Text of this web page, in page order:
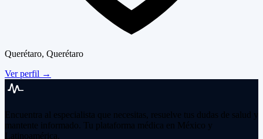
Querétaro, Querétaro
Ver perfil →
Encuentra al especialista que necesitas, resuelve tus dudas de salud y
mantente informado. Tu plataforma médica en México y
Latinoamérica.